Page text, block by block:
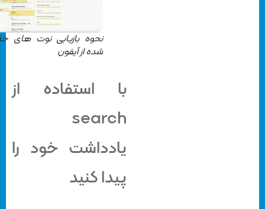
نحوه بازیابی نوت های حذف
شده از آیفون
با استفاده از
search
یادداشت خود را
پیدا کنید